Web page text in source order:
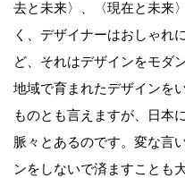
去と未来〉、〈現在と未来
く、デザイナーはおしゃれ
ど、それはデザインをモダ
地域で育まれたデザインを
ものとも言えますが、日本
脈々とあるのです。変な言
ンをしないで済ますことも